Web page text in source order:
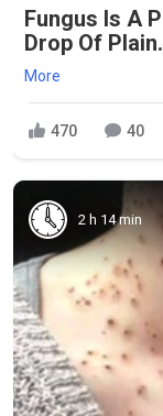
Fungus Is A
Drop Of
More
470 40
2 h 14 min